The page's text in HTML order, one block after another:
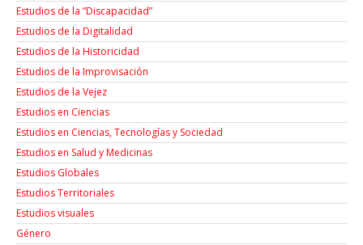
Estudios de la “Discapacidad”
Estudios de la Digitalidad
Estudios de la Historicidad
Estudios de la Improvisación
Estudios de la Vejez
Estudios en Ciencias
Estudios en Ciencias, Tecnologías y Sociedad
Estudios en Salud y Medicinas
Estudios Globales
Estudios Territoriales
Estudios visuales
Género